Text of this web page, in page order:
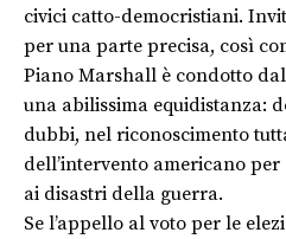
civici catto-democristiani.
per una parte precisa, così
Piano Marshall è condotto
una abilissima equidistanza:
dubbi, nel riconoscimento
dell’intervento americano
ai disastri della guerra.
Se l’appello al voto per le